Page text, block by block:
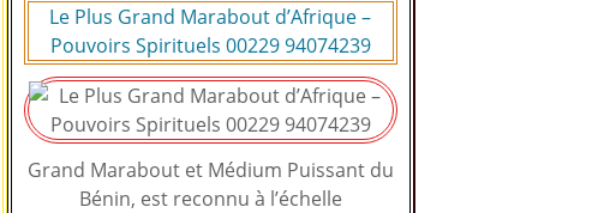
Le Plus Grand Marabout d’Afrique –
Pouvoirs Spirituels 00229 94074239
Grand Marabout et Médium Puissant du
Bénin, est reconnu à l’échelle